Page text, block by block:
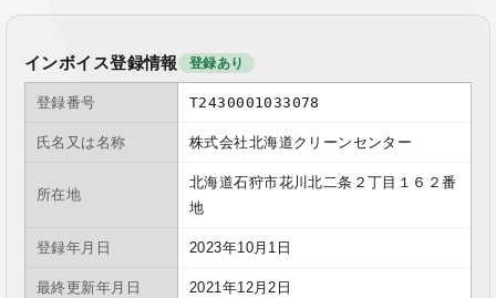
インボイス登録情報 登録あり
登録番号 T2430001033078
氏名又は名称 株式会社北海道クリーンセンター
所在地
北海道石狩市花川北二条２丁目１６２番
地
登録年月日 2023年10月1日
最終更新年月日 2021年12月2日